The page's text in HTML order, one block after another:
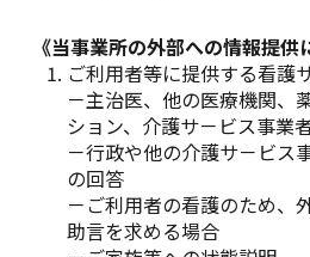
《当事業所の外部への情報提供
ご利用者等に提供する看護
－主治医、他の医療機関、
ション、介護サ－ビス事業
－行政や他の介護サ－ビス
の回答
－ご利用者の看護のため、
助言を求める場合